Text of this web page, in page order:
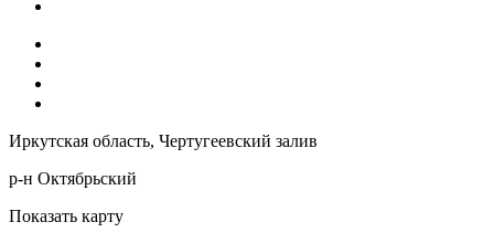
Иркутская область, Чертугеевский залив
р-н Октябрьский
Показать карту